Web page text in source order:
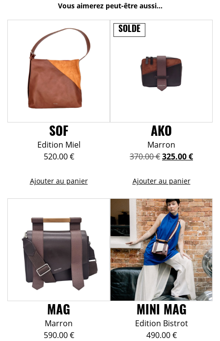
Vous aimerez peut-être aussi…
SOF
Edition Miel
520.00€
Ajouter au panier
SOLDE
AKO
Marron
370.00€Le
initial
370.00 €.
325.00€Le
325.00
Ajouter au panier
MAG
Marron
590.00€
MINI MAG
Edition Bistrot
490.00€